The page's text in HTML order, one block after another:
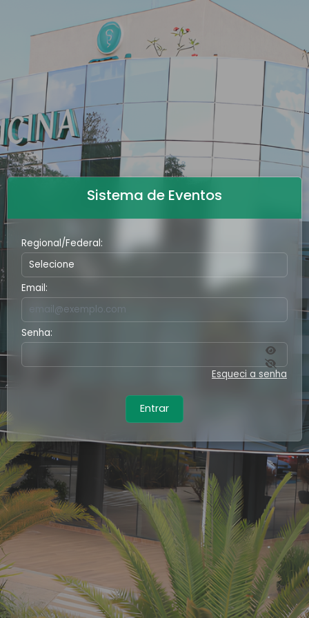
Sistema de Eventos
Regional/Federal:
Email:
Senha:
Esqueci a senha
Entrar